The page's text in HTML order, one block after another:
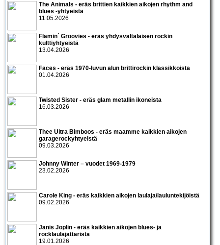
The Animals - eräs brittien kaikkien aikojen rhythm and
blues -yhtyeistä
11.05.2026
Flamin´ Groovies - eräs yhdysvaltalaisen rockin
kulttiyhtyeistä
13.04.2026
Faces - eräs 1970-luvun alun brittirockin klassikkoista
01.04.2026
Twisted Sister - eräs glam metallin ikoneista
16.03.2026
Thee Ultra Bimboos - eräs maamme kaikkien aikojen
garagerockyhtyeistä
09.03.2026
Johnny Winter – vuodet 1969-1979
23.02.2026
Carole King - eräs kaikkien aikojen laulaja/lauluntekijöistä
09.02.2026
Janis Joplin - eräs kaikkien aikojen blues- ja
rocklaulajattarista
19.01.2026